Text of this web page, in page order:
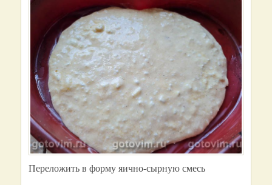
Переложить в форму яично-сырную смесь